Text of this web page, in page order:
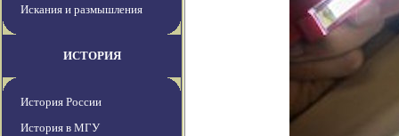
Искания и размышления
ИСТОРИЯ
История России
История в МГУ